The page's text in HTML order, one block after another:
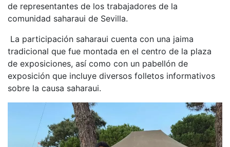
de representantes de los trabajadores de la
comunidad saharaui de Sevilla.
La participación saharaui cuenta con una jaima
tradicional que fue montada en el centro de la plaza
de exposiciones, así como con un pabellón de
exposición que incluye diversos folletos informativos
sobre la causa saharaui.